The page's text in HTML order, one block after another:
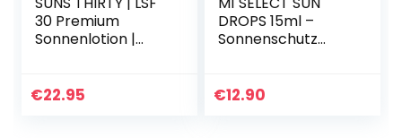
30 Premium
Sonnenlotion |
hoher UVA und
€22.95
DROPS 15ml –
Sonnenschutz
– leichte
€12.90